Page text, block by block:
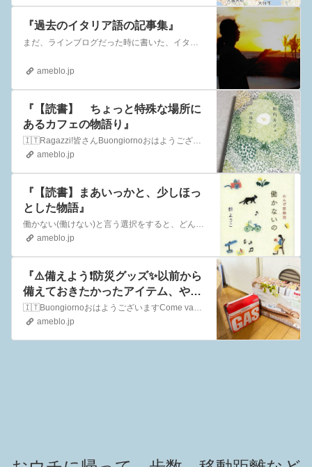
『過去のイタリア語の記事集』
まだ、ラインブログだった時に書いた、イタリアの記事を引っ張り出しているところ…LINEブログから、記事を移行させたとき、動画の部分はちゃんと移行できなかったみ…
ameblo.jp
『【読書】 ちょっと特殊な場所に
あるカフェの物語り』
🇮🇹Ragazzi!皆さんBuongiornoおはようございますPiacereはじめまして。よろしく。Grazie, essere venutoお越しいただき…
ameblo.jp
『【読書】まあいっかと、少しほっ
とした物語』
働かない(働けない)と言う選択をすると、どんな感じ⁉︎wいや、ってか、しょーじき、開き直りと、慣れがないとやっちゃーいけないですw働かないの れんげ荘物語／群…
ameblo.jp
『⚠️備えよう❗️防災グッズ✨以前から
備えておきたかったアイテム、やっ
とこさ備えました❗️』
🇮🇹BuongiornoおはようございますCome vaごきげんようCome staお元気ですかcome ti sentiご気分はいかがですか？Grazie …
ameblo.jp